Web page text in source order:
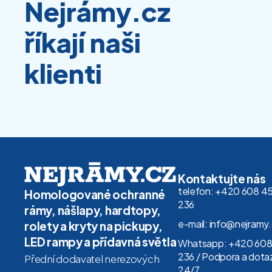
Nejrámy.cz
říkají naši
klienti
Homologované ochranné
rámy, nášlapy, hardtopy,
rolety a kryty na pickupy,
LED rampy a přídavná světla
Přední dodavatel nerezových
Kontaktujte nás
telefon: +420 608
236
e-mail:
Whatsapp: +420
236 / Podpora a